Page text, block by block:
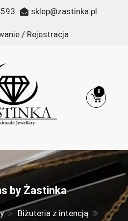
sklep@zastinka.pl
/ Rejestracja
0
by Żastinka
Biżuteria z intencją